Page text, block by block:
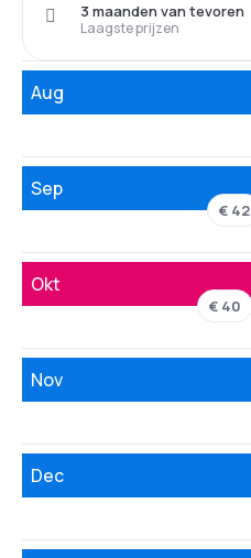
Laagste prijzen
3 maanden van tevoren
Aug
Sep
€ 42
Okt
€ 40
Nov
Dec